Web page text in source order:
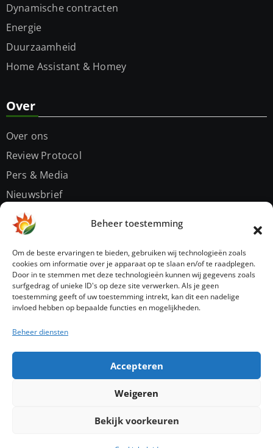
Beheer toestemming
Om de beste ervaringen te bieden, gebruiken wij technologieën zoals
cookies om informatie over je apparaat op te slaan en/of te raadplegen.
Door in te stemmen met deze technologieën kunnen wij gegevens zoals
surfgedrag of unieke ID's op deze site verwerken. Als je geen
toestemming geeft of uw toestemming intrekt, kan dit een nadelige
invloed hebben op bepaalde functies en mogelijkheden.
Beheer diensten
Accepteren
Weigeren
Bekijk voorkeuren
Dynamische contracten
Energie
Duurzaamheid
Home Assistant & Homey
Over
Over ons
Review Protocol
Pers & Media
Nieuwsbrief
Contact
Privacybeleid
Sitemap
energienerds
Jouw gids in slimme energie